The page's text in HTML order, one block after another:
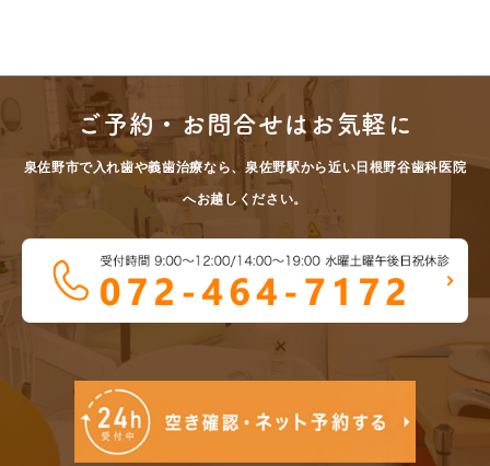
ご予約・お問合せはお気軽に
泉佐野市で入れ歯や義歯治療なら、泉佐野駅から近い日根野谷歯科医院
へお越しください。